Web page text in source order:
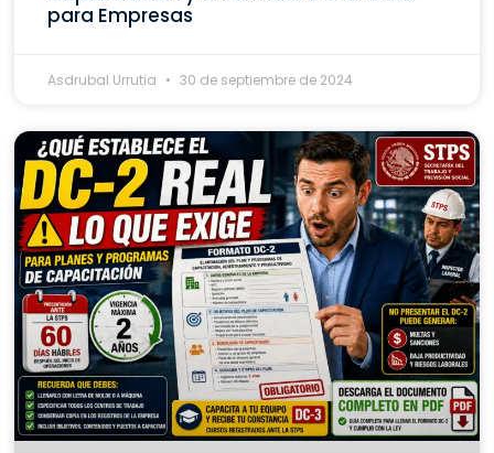
para Empresas
Asdrubal Urrutia 30 de septiembre de 2024